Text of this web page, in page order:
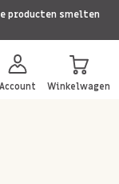
producten smelten
Account Winkelwagen